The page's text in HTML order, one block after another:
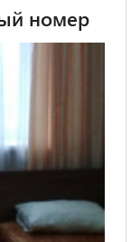
номер